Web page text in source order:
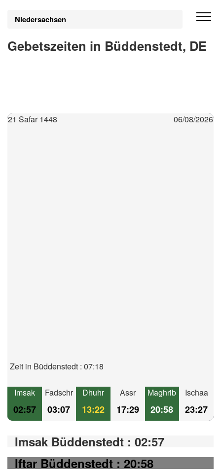
Niedersachsen
Gebetszeiten in Büddenstedt, DE
21 Safar 1448 06/08/2026
Zeit in Büddenstedt : 07:18
Imsak
02:57
Fadschr
03:07
Dhuhr
13:22
Assr
17:29
Maghrib
20:58
Ischaa
23:27
Imsak Büddenstedt : 02:57
Iftar Büddenstedt : 20:58